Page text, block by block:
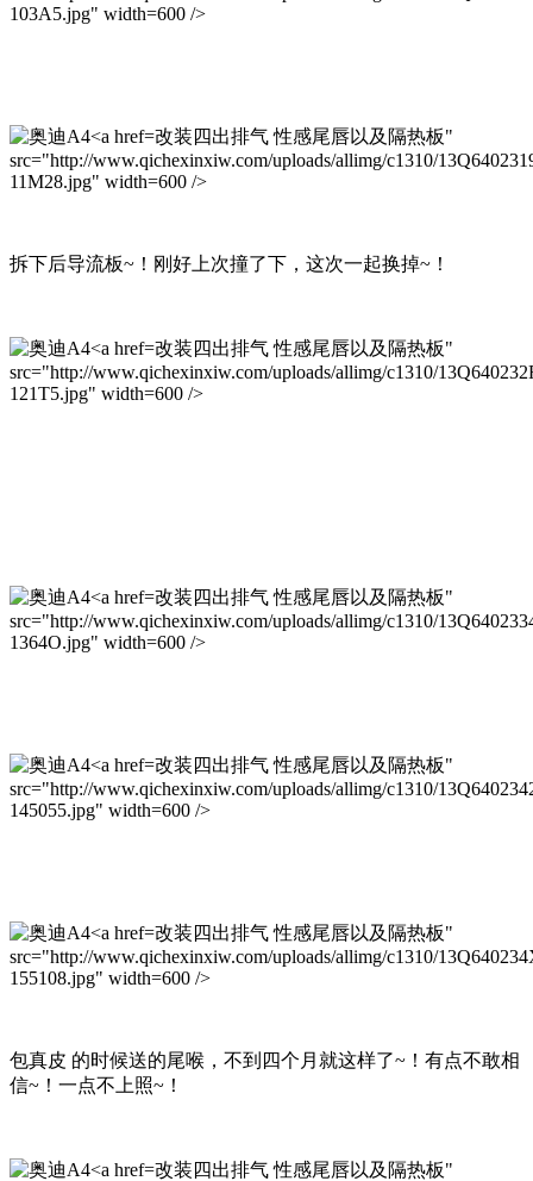
103A5.jpg" width=600 />
改装四出排气 性感尾唇以及隔热板"
src="http://www.qichexinxiw.com/uploads/allimg/c1310/
11M28.jpg" width=600 />
拆下后导流板~！刚好上次撞了下，这次一起换掉~！
改装四出排气 性感尾唇以及隔热板"
src="http://www.qichexinxiw.com/uploads/allimg/c1310/
121T5.jpg" width=600 />
改装四出排气 性感尾唇以及隔热板"
src="http://www.qichexinxiw.com/uploads/allimg/c1310/
1364O.jpg" width=600 />
改装四出排气 性感尾唇以及隔热板"
src="http://www.qichexinxiw.com/uploads/allimg/c1310/
145055.jpg" width=600 />
改装四出排气 性感尾唇以及隔热板"
src="http://www.qichexinxiw.com/uploads/allimg/c1310/
155108.jpg" width=600 />
包真皮 的时候送的尾喉，不到四个月就这样了~！有点不敢相
信~！一点不上照~！
改装四出排气 性感尾唇以及隔热板"